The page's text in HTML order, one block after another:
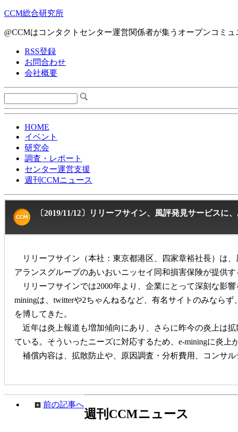
CCM総合研究所
@CCMはコンタクトセンター運営関係者が集うオープンコミ
RSS登録
お問合わせ
会社概要
HOME
イベント
研究会
調査・レポート
センター運営支援
週刊CCMニュース
〔2019/11/12〕リリーフサイン、風評発見サービスに
リリーフサイン（本社：東京都港区、四家章裕社長）は
アランスグループのあいおいニッセイ同和損害保険が提供
リリーフサインでは2000年より、企業にとって深刻な影
miningは、twitterや2ちゃんねるなど、有名サイトのみなら
を博してきた。
近年は炎上報道も増加傾向にあり、さらに昨今の炎上は
ている。そういったニーズに対応するため、e-miningに炎
補償内容は、拡散防止や、原因調査・分析費用、コンサ
前の記事へ
週刊CCMニュース